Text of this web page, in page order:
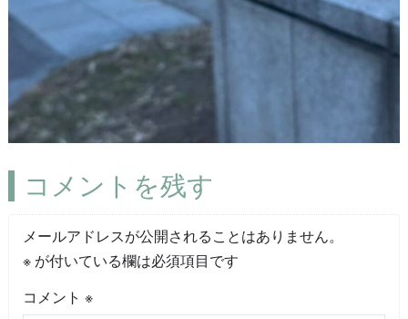
コメントを残す
メールアドレスが公開されることはありません。
※が付いている欄は必須項目です
コメント ※